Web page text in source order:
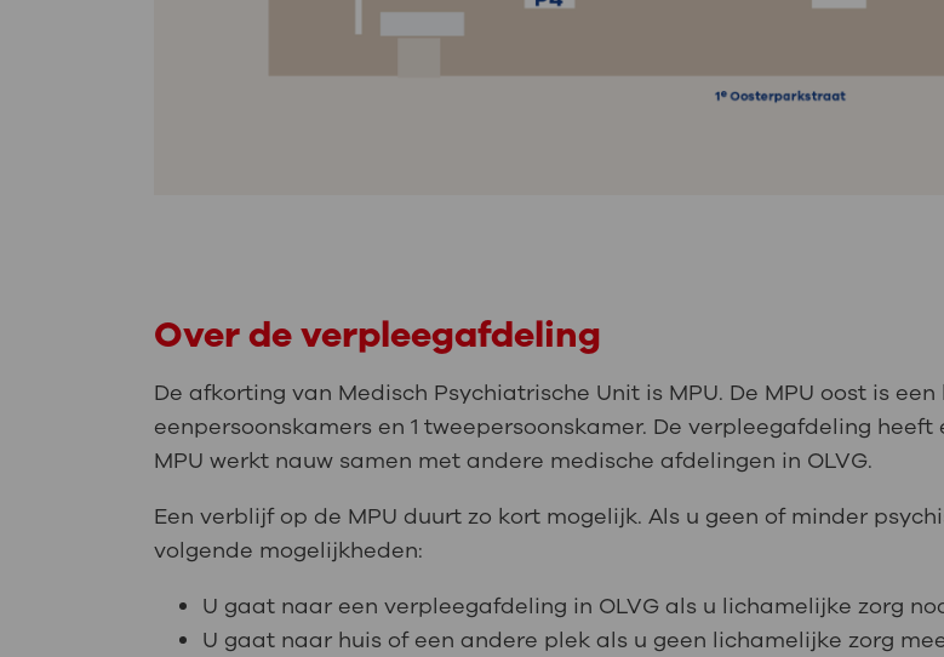
Over de verpleegafdeling
De afkorting van Medisch Psychiatrische Unit is MPU. De MPU oost is
eenpersoonskamers en 1 tweepersoonskamer. De verpleegafdeling
MPU werkt nauw samen met andere medische afdelingen in OLVG.
Een verblijf op de MPU duurt zo kort mogelijk. Als u geen of minder
volgende mogelijkheden:
U gaat naar een verpleegafdeling in OLVG als u lichamelijke zorg
U gaat naar huis of een andere plek als u geen lichamelijke zorg